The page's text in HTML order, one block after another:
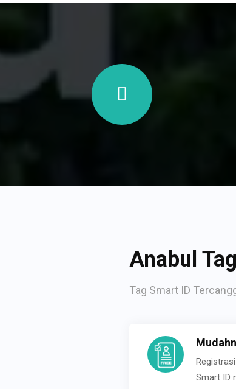
Anabul
Tag Smart ID
Smart ID